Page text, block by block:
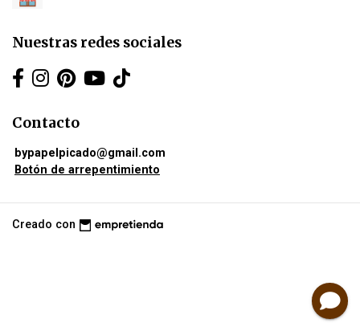
Nuestras redes sociales
Contacto
bypapelpicado@gmail.com
Botón de arrepentimiento
Creado con